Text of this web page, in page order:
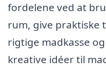
fordelene ved at
rum, give praktiske
rigtige madkasse
kreative idéer til